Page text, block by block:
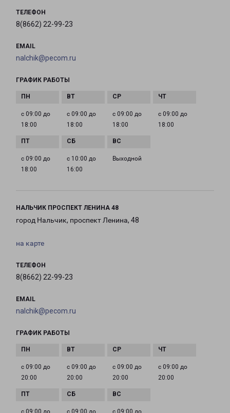
ТЕЛЕФОН
8(8662) 22-99-23
EMAIL
nalchik@pecom.ru
ГРАФИК РАБОТЫ
с 09:00 до
18:00
с 09:00 до
18:00
с 09:00 до
18:00
с 09:00 до
18:00
с 09:00 до
18:00
с 10:00 до
16:00
Выходной
НАЛЬЧИК ПРОСПЕКТ ЛЕНИНА 48
город Нальчик, проспект Ленина, 48
на карте
ТЕЛЕФОН
8(8662) 22-99-23
EMAIL
nalchik@pecom.ru
ГРАФИК РАБОТЫ
с 09:00 до
20:00
с 09:00 до
20:00
с 09:00 до
20:00
с 09:00 до
20:00